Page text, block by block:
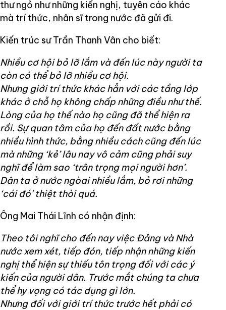
thư ngỏ như những kiến nghị, tuyên cáo khác
mà trí thức, nhân sĩ trong nước đã gửi đi.
Kiến trúc sư Trần Thanh Vân cho biết:
Nhiều cơ hội bỏ lỡ lắm và đến lúc này người ta
còn có thể bỏ lỡ nhiều cơ hội.
Nhưng giới trí thức khác hẳn với các tầng lớp
khác ở chỗ họ không chấp những điều như thế.
Lòng của họ thế nào họ cũng đã thể hiện ra
rồi. Sự quan tâm của họ đến đất nước bằng
nhiều hình thức, bằng nhiều cách cũng đến lúc
mà những ‘kẻ’ lâu nay vô cảm cũng phải suy
nghĩ để làm sao ‘trân trọng mọi người hơn’.
Dân ta ở nước ngòai nhiều lắm, bỏ rơi những
‘cái đó’ thiệt thòi quá.
Ông Mai Thái Lĩnh có nhận định:
Theo tôi nghĩ cho đến nay việc Đảng và Nhà
nước xem xét, tiếp đón, tiếp nhận những kiến
nghị thể hiện sự thiếu tôn trọng đối với các ý
kiến của người dân. Trước mắt chúng ta chưa
thể hy vọng có tác dụng gì lớn.
Nhưng đối với giới trí thức trước hết phải có